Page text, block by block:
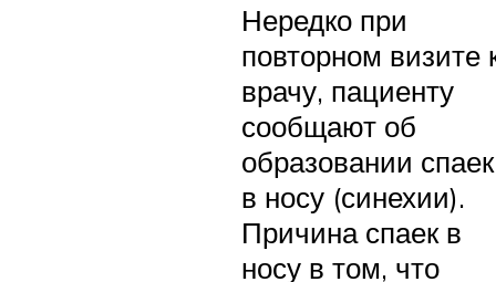
Нередко при
повторном визите
врачу, пациенту
сообщают об
образовании спаек
в носу (синехии).
Причина спаек в
носу в том, что